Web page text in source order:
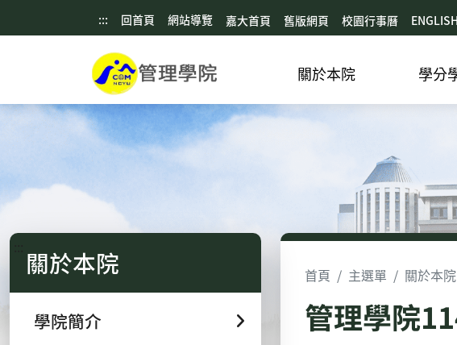
::: 回首頁 網站導覽 嘉大首頁 舊版網頁 校園行事曆 ENGLISH
關於本院 學分
關於本院
學院簡介
首頁 主選單 關於本院
管理學院